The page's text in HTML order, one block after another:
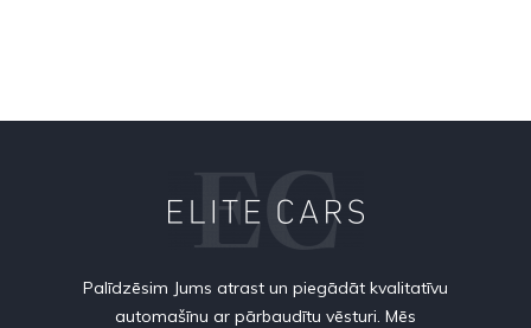
Palīdzēsim Jums atrast un piegādāt kvalitatīvu
automašīnu ar pārbaudītu vēsturi. Mēs